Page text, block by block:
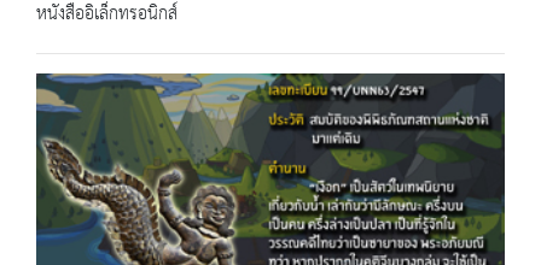
หนังสืออิเล็กทรอนิกส์